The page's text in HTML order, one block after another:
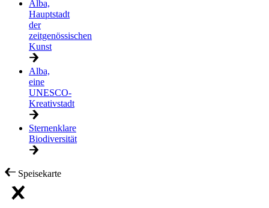
Alba,
Hauptstadt
der
zeitgenössischen
Kunst
Alba,
eine
UNESCO-
Kreativstadt
Sternenklare
Biodiversität
Speisekarte